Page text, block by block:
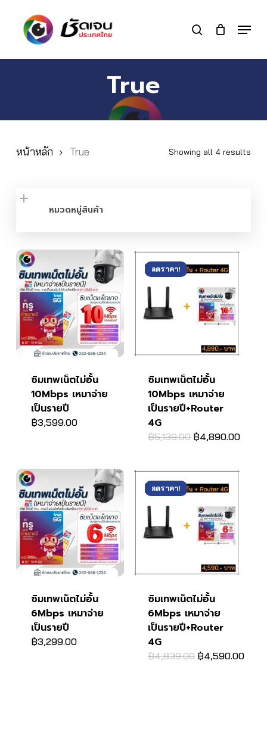
search Menu
True
Showing all 4 results
หน้าหลัก True
หมวดหมู่สินค้า
ซิมเทพเน็ตไม่อั้น
10Mbps เหมาจ่าย
เป็นรายปี
฿3,599.00
ลดราคา!
ซิมเทพเน็ตไม่อั้น
10Mbps เหมาจ่าย
เป็นรายปี+Router
4G
฿5,139.00 Original
price
฿4,890.00
ซิมเทพเน็ตไม่อั้น
6Mbps เหมาจ่าย
เป็นรายปี
฿3,299.00
ลดราคา!
ซิมเทพเน็ตไม่อั้น
6Mbps เหมาจ่าย
เป็นรายปี+Router
4G
฿4,839.00 Original
price
฿4,590.00
Close